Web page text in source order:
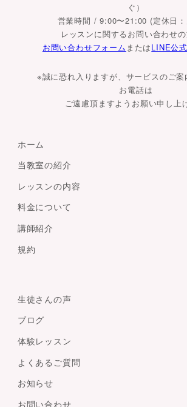
ぐ）
営業時間 / 9:00〜21:00 (定休日
レッスンに関するお問い合わせの
お問い合わせフォーム またはLINE公
※誠に恐れ入りますが、サービスのご
お電話は
ご遠慮頂ますようお願い申し上
ホーム
当教室の紹介
レッスンの内容
料金について
講師紹介
規約
生徒さんの声
ブログ
体験レッスン
よくあるご質問
お知らせ
お問い合わせ